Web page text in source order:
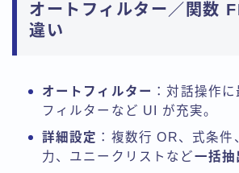
オートフィルター／関数
違い
オートフィルター ：対話操作
フィルターなど UI が充実。
詳細設定 ：複数行 OR、式条件
力、ユニークリストなど一括抽